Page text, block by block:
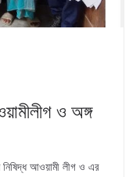
ও অঙ্গ
নিষিদ্ধ আওয়ামী লীগ ও এর